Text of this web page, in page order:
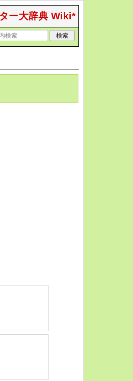
ー大辞典 Wiki*